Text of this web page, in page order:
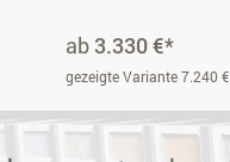
ab 3.330 €*
gezeigte Variante 7.240 €